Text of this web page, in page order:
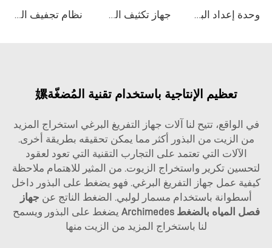
وحدة إعداد البوليمر جهاز تكثيف الشريط الجاذبي نظام تجفيف الحمأة المتنقل
تعظيم الإنتاجية باستخدام تقنية المُضغّة嫘
في الواقع، تتيح لنا آلات جهاز التفريغ البرغي استخراج المزيد
من الزيت من البذور أكثر مما يمكن تحقيقه بطريقة أخرى.
الآلات التي تعتمد على التجارب التقنية التي تعود لعقود
لتحسين تكرير واستخراج الزيوت. من المثير للاهتمام ملاحظة
كيفية عمل جهاز التفريغ البرغي. فهو يضغط على البذور داخل
أسطوانة باستخدام مسمار لولبي. الضغط الناتج عن جهاز
فصل المياه بالضغط Archimedes
يضغط على البذور ويسمح
لنا باستخراج المزيد من الزيت منها